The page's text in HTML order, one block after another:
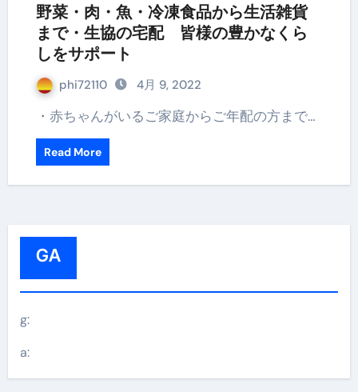
野菜・肉・魚・冷凍食品から生活雑貨
まで・生協の宅配 皆様の豊かなくら
しをサポート
phi72110 4月 9, 2022
・赤ちゃんがいるご家庭からご年配の方まで…
Read More
GA
g:
a: